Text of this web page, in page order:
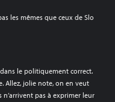
les mêmes que ceux de Slo
le politiquement correct.
Allez, jolie note, on en veut
n’arrivent pas à exprimer leur